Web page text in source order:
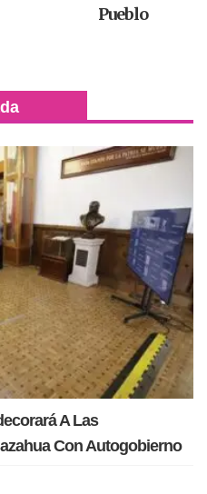
Pueblo
A Las
Con Autogobierno